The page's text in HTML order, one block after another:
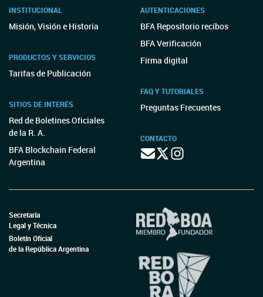
INSTITUCIONAL
Misión, Visión e Historia
PRODUCTOS Y SERVICIOS
Tarifas de Publicación
SITIOS DE INTERÉS
Red de Boletines Oficiales
de la R. A.
BFA Blockchain Federal
Argentina
AUTENTICACIONES
BFA Repositorio recibos
BFA Verificación
Firma digital
FAQ Y TUTORIALES
Preguntas Frecuentes
CONTACTO
Secretaría
Legal y Técnica
Boletín Oficial
de la República Argentina